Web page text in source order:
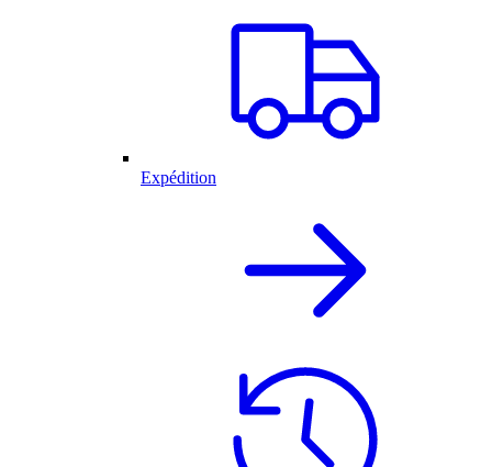
Expédition